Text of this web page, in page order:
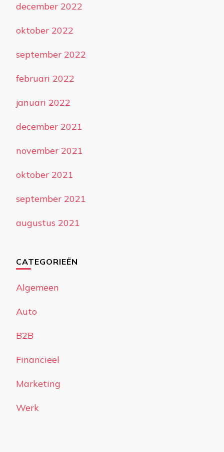
december 2022
oktober 2022
september 2022
februari 2022
januari 2022
december 2021
november 2021
oktober 2021
september 2021
augustus 2021
CATEGORIEËN
Algemeen
Auto
B2B
Financieel
Marketing
Werk